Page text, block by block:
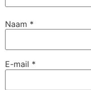
Naam *
E-mail *